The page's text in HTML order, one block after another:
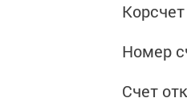
Номер
Счет